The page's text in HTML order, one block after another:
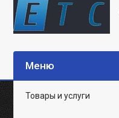
Товары и услуги